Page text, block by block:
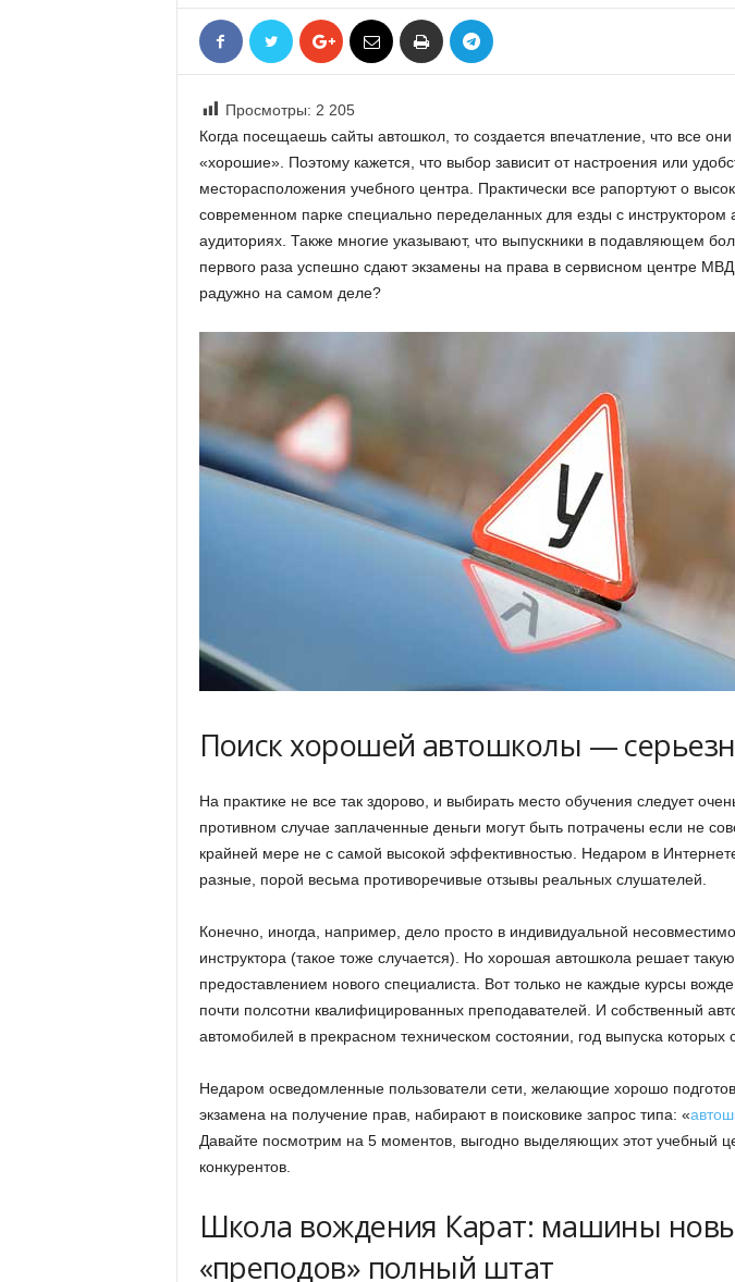
Просмотры: 2 205
Когда посещаешь сайты автошкол, то создается впечатление, что все
«хорошие». Поэтому кажется, что выбор зависит от настроения или
месторасположения учебного центра. Практически все рапортуют о
современном парке специально переделанных для езды с инструктором
аудиториях. Также многие указывают, что выпускники в подавляющем
первого раза успешно сдают экзамены на права в сервисном центре
радужно на самом деле?
Поиск хорошей автошколы —
На практике не все так здорово, и выбирать место обучения следует
противном случае заплаченные деньги могут быть потрачены если не
крайней мере не с самой высокой эффективностью. Недаром в
разные, порой весьма противоречивые отзывы реальных слушателей.
Конечно, иногда, например, дело просто в индивидуальной
инструктора (такое тоже случается). Но хорошая автошкола решает
предоставлением нового специалиста. Вот только не каждые курсы
почти полсотни квалифицированных преподавателей. И собственный
автомобилей в прекрасном техническом состоянии, год выпуска которых
Недаром осведомленные пользователи сети, желающие хорошо
экзамена на получение прав, набирают в поисковике запрос типа: «
Давайте посмотрим на 5 моментов, выгодно выделяющих этот учебный
конкурентов.
Школа вождения Карат: машины
«преподов» полный штат